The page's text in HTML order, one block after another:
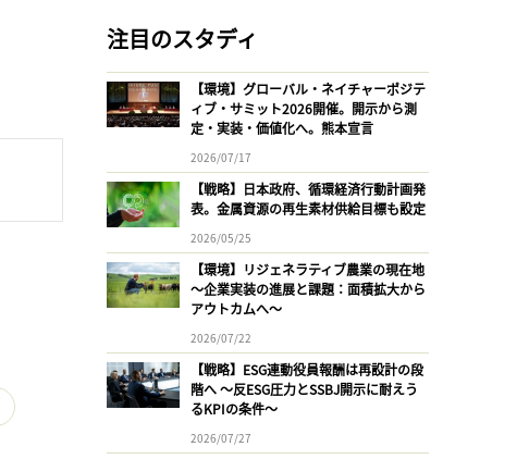
注目のスタディ
【環境】グローバル・ネイチャーポジテ
ィブ・サミット2026開催。開示から測
定・実装・価値化へ。熊本宣言
2026/07/17
【戦略】日本政府、循環経済行動計画発
表。金属資源の再生素材供給目標も設定
2026/05/25
【環境】リジェネラティブ農業の現在地
〜企業実装の進展と課題：面積拡大から
アウトカムへ〜
2026/07/22
【戦略】ESG連動役員報酬は再設計の段
階へ 〜反ESG圧力とSSBJ開示に耐えう
るKPIの条件〜
2026/07/27